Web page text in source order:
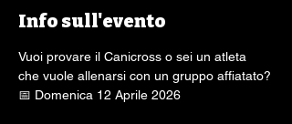
Info sull'evento
Vuoi provare il Canicross o sei un atleta
che vuole allenarsi con un gruppo affiatato?
📅 Domenica 12 Aprile 2026